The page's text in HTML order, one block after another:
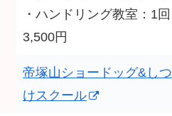
・ハンドリング教室：1回
3,500円
帝塚山ショードッグ&しつ
けスクール